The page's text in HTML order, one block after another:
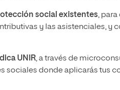
social existentes,
y las asistenciales, y
UNIR, a través de
sociales donde aplicarás tus